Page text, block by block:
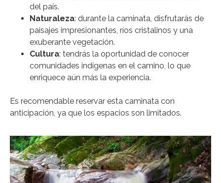
del país.
Naturaleza: durante la caminata, disfrutarás de
paisajes impresionantes, ríos cristalinos y una
exuberante vegetación.
Cultura: tendrás la oportunidad de conocer
comunidades indígenas en el camino, lo que
enriquece aún más la experiencia.
Es recomendable reservar esta caminata con
anticipación, ya que los espacios son limitados.